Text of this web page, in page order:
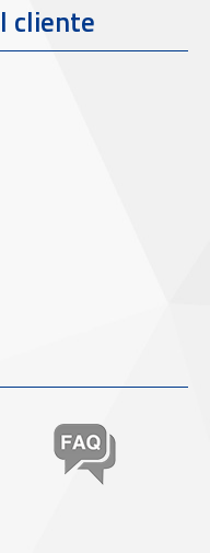
cliente